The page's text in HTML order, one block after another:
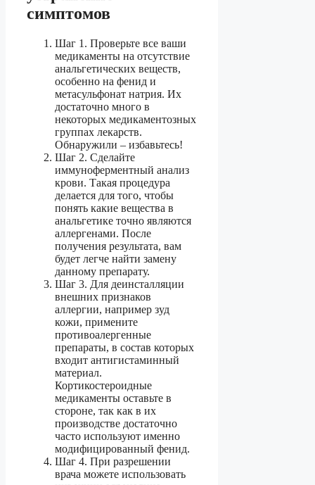
симптомов
Шаг 1. Проверьте все ваши
медикаменты на отсутствие
анальгетических веществ,
особенно на фенид и
метасульфонат натрия. Их
достаточно много в
некоторых медикаментозных
группах лекарств.
Обнаружили – избавьтесь!
Шаг 2. Сделайте
иммуноферментный анализ
крови. Такая процедура
делается для того, чтобы
понять какие вещества в
анальгетике точно являются
аллергенами. После
получения результата, вам
будет легче найти замену
данному препарату.
Шаг 3. Для деинсталляции
внешних признаков
аллергии, например зуд
кожи, примените
противоалергенные
препараты, в состав которых
входит антигистаминный
материал.
Кортикостероидные
медикаменты оставьте в
стороне, так как в их
производстве достаточно
часто используют именно
модифицированный фенид.
Шаг 4. При разрешении
врача можете использовать